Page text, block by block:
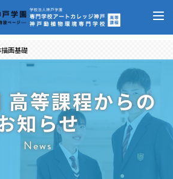
描画基礎
高等課程からの
知らせ
News